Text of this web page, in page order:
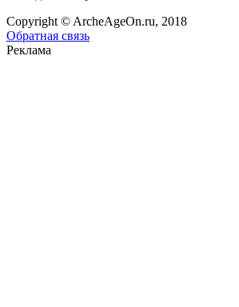
Copyright © ArcheAgeOn.ru, 2018
Обратная связь
Реклама